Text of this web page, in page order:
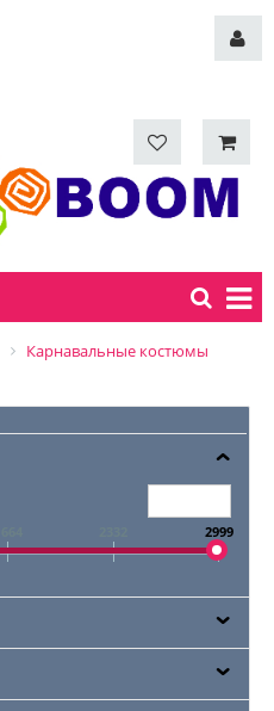
Карнавальные костюмы
2999